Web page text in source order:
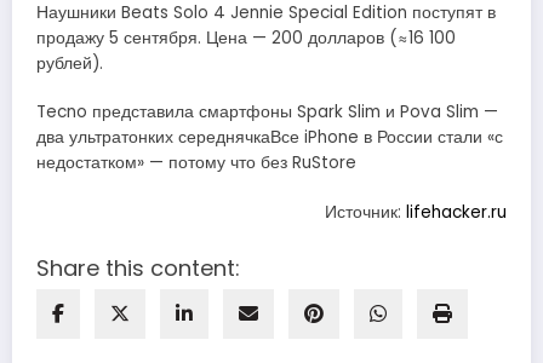
Наушники Beats Solo 4 Jennie Special Edition поступят в
продажу 5 сентября. Цена — 200 долларов (≈16 100
рублей).
Tecno представила смартфоны Spark Slim и Pova Slim —
два ультратонких середнячкаВсе iPhone в России стали «с
недостатком» — потому что без RuStore
Источник: lifehacker.ru
Share this content: